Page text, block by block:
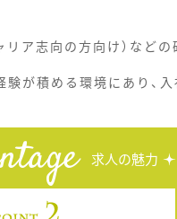
ア志向の方向け）などの
が積める環境にあり、入
求人の魅力